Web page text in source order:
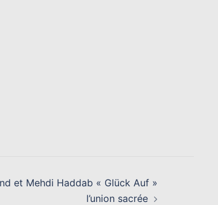
et Mehdi Haddab « Glück Auf »
l’union sacrée